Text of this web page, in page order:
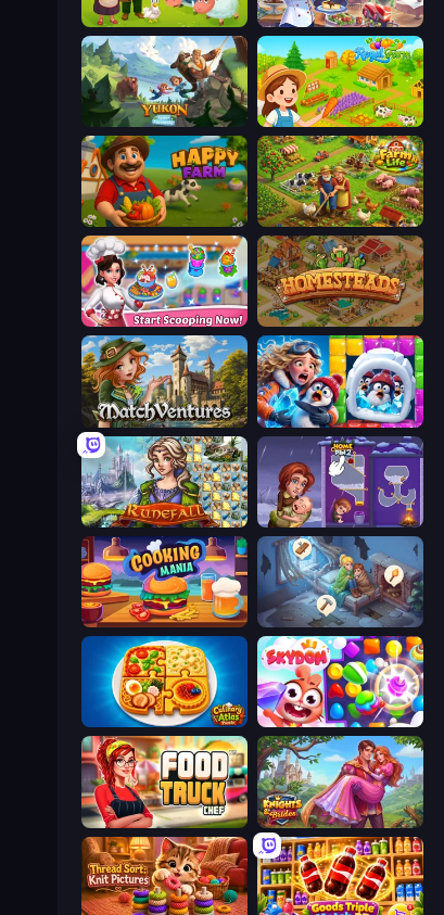
Farm Family Cooking Festival
Yukon: Family Adventure Royal Farm
Happy Farm Farm Life
Ice Cream Fever: Cooking Game Homesteads: Dream Farm
MatchVentures Captain Blast
Runefall Home Pin 2
Cooking Mania Merge Haven
Culinary Atlas Skydom
Food Truck Chef™: A Fun Cooking Game Knights & Brides